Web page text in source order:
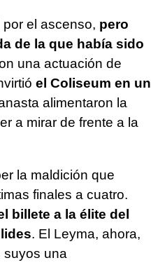
el ascenso, pero
de la que había sido
una actuación de
el Coliseum en un
alimentaron la
a mirar de frente a la
la maldición que
finales a cuatro.
billete a la élite del
. El Leyma, ahora,
suyos una